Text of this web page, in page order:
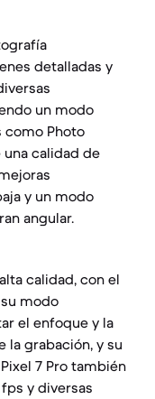
detalladas y
un modo
Photo
una calidad de
y un modo
angular.
calidad, con el
modo
el enfoque y la
la grabación, y su
7 Pro también
y diversas